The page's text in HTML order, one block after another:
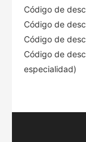
Código de
Código de
Código de
Código de
especialidad)